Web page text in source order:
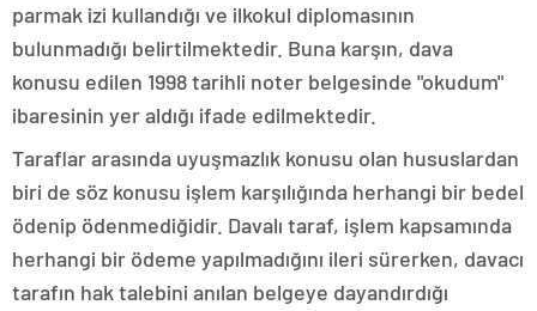
parmak izi kullandığı ve ilkokul diplomasının
bulunmadığı belirtilmektedir. Buna karşın, dava
konusu edilen 1998 tarihli noter belgesinde "okudum"
ibaresinin yer aldığı ifade edilmektedir.
Taraflar arasında uyuşmazlık konusu olan hususlardan
biri de söz konusu işlem karşılığında herhangi bir bedel
ödenip ödenmediğidir. Davalı taraf, işlem kapsamında
herhangi bir ödeme yapılmadığını ileri sürerken, davacı
tarafın hak talebini anılan belgeye dayandırdığı